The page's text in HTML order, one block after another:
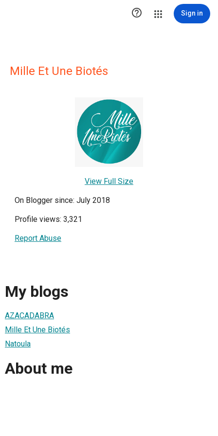
 Sign in
Mille Et Une Biotés
View Full Size
On Blogger since: July 2018
Profile views: 3,321
Report Abuse
My blogs
AZACADABRA
Mille Et Une Biotés
Natoula
About me